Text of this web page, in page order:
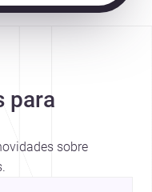
para
sobre